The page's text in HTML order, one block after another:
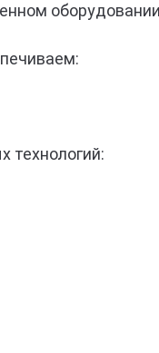
технологий: